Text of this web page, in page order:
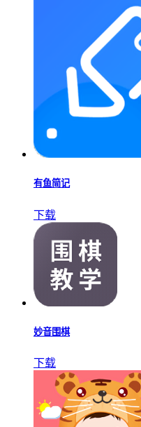
有鱼简记
下载
妙音围棋
下载